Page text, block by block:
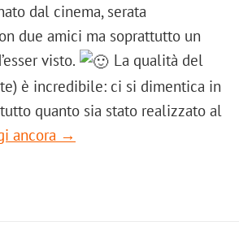
dal cinema, serata
due amici ma soprattutto un
visto.
La qualità del
è incredibile: ci si dimentica in
quanto sia stato realizzato al
ancora →